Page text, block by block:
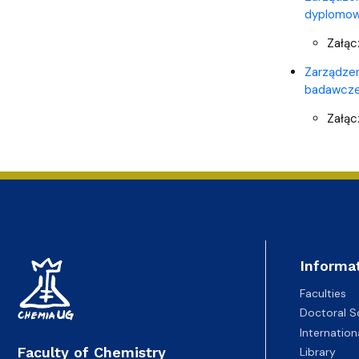
Faculty of Chemistry
Faculties
Doctoral
Library